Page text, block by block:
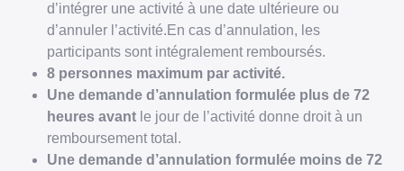
d’intégrer une activité à une date ultérieure ou
d’annuler l’activité.En cas d’annulation, les
participants sont intégralement remboursés.
8 personnes maximum par activité.
Une demande d’annulation formulée plus de 72
heures avant le jour de l’activité donne droit à un
remboursement total.
Une demande d’annulation formulée moins de 72